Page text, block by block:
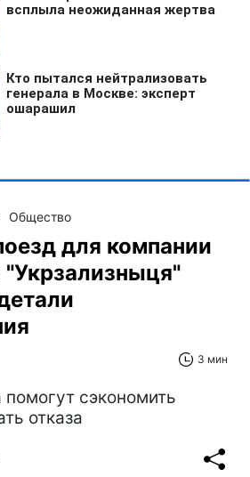
Общество
для компании
"Укрзализныця"
3 мин
сэкономить
отказа